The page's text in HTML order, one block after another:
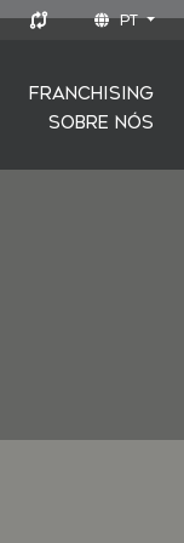
PT
FRANCHISING
SOBRE NÓS